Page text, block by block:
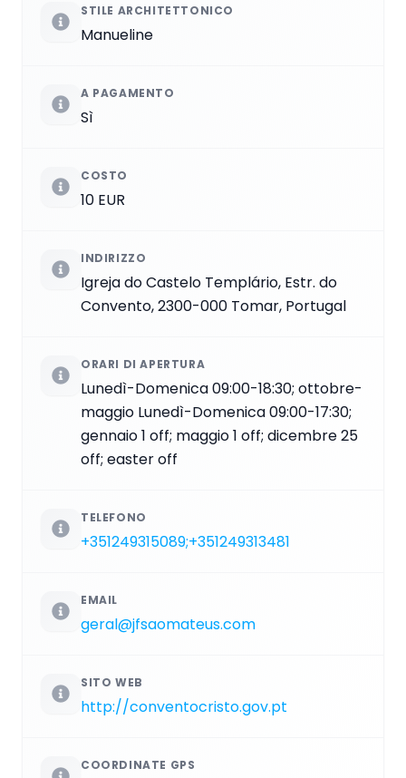
STILE ARCHITETTONICO
Manueline
A PAGAMENTO
Sì
COSTO
10 EUR
INDIRIZZO
Igreja do Castelo Templário, Estr. do
Convento, 2300-000 Tomar, Portugal
ORARI DI APERTURA
Lunedì-Domenica 09:00-18:30; ottobre-
maggio Lunedì-Domenica 09:00-17:30;
gennaio 1 off; maggio 1 off; dicembre 25
off; easter off
TELEFONO
+351249315089;+351249313481
EMAIL
geral@jfsaomateus.com
SITO WEB
http://conventocristo.gov.pt
COORDINATE GPS